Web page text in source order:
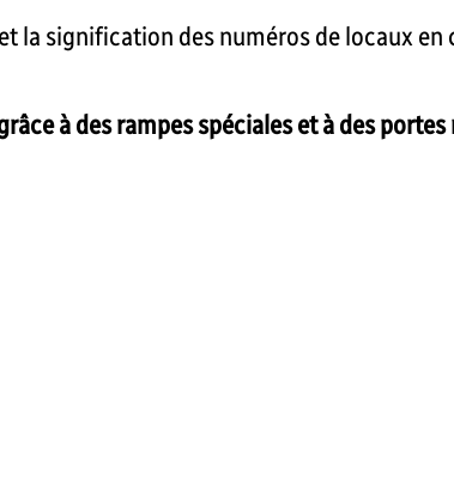
la signification des numéros de locaux
à des rampes spéciales et à des